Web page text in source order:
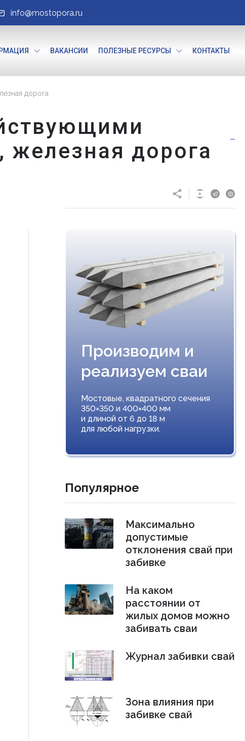
info@mostopora.ru
ВАКАНСИИ ПОЛЕЗНЫЕ РЕСУРСЫ КОНТАКТЫ
дорога
железная дорога
Производим и
реализуем сваи
Мостовые, квадратного сечения
350×350 и 400×400 мм
и длиной от 6 до 18 м
для любой нагрузки.
Популярное
Максимально
допустимые
отклонения свай при
забивке
На каком
расстоянии от
жилых домов можно
забивать сваи
Журнал забивки свай
Зона влияния при
забивке свай